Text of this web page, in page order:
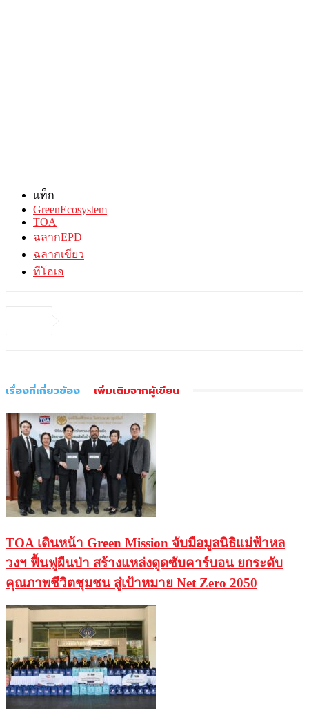
แท็ก
GreenEcosystem
TOA
ฉลากEPD
ฉลากเขียว
ทีโอเอ
เรื่องที่เกี่ยวข้อง เพิ่มเติมจากผู้เขียน
TOA เดินหน้า Green Mission จับมือมูลนิธิแม่ฟ้าหล
วงฯ ฟื้นฟูผืนป่า สร้างแหล่งดูดซับคาร์บอน ยกระดับ
คุณภาพชีวิตชุมชน สู่เป้าหมาย Net Zero 2050